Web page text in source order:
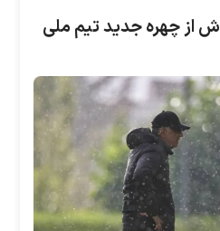
از چهره جدید تیم ملی